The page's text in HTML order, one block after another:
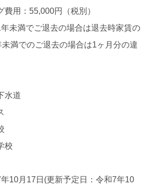
用：55,000円（税別）
未満でご退去の場合は退去時家賃の
満でのご退去の場合は1ヶ月分の違
水道
校
10月17日(更新予定日：令和7年10